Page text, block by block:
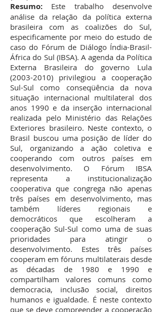
Resumo: Este trabalho desenvolve
análise da relação da política externa
brasileira com as coalizões do Sul,
especificamente por meio do estudo de
caso do Fórum de Diálogo Índia-Brasil-
África do Sul (IBSA). A agenda da Política
Externa Brasileira do governo Lula
(2003-2010) privilegiou a cooperação
Sul-Sul como conseqüência da nova
situação internacional multilateral dos
anos 1990 e da inserção internacional
realizada pelo Ministério das Relações
Exteriores brasileiro. Neste contexto, o
Brasil buscou uma posição de líder do
Sul, organizando a ação coletiva e
cooperando com outros países em
desenvolvimento. O Fórum IBSA
representa a institucionalização
cooperativa que congrega não apenas
três países em desenvolvimento, mas
também líderes regionais e
democráticos que escolheram a
cooperação Sul-Sul como uma de suas
prioridades para atingir o
desenvolvimento. Estes três países
cooperam em fóruns multilaterais desde
as décadas de 1980 e 1990 e
compartilham valores comuns como
democracia, inclusão social, direitos
humanos e igualdade. É neste contexto
que se deve compreender a cooperação